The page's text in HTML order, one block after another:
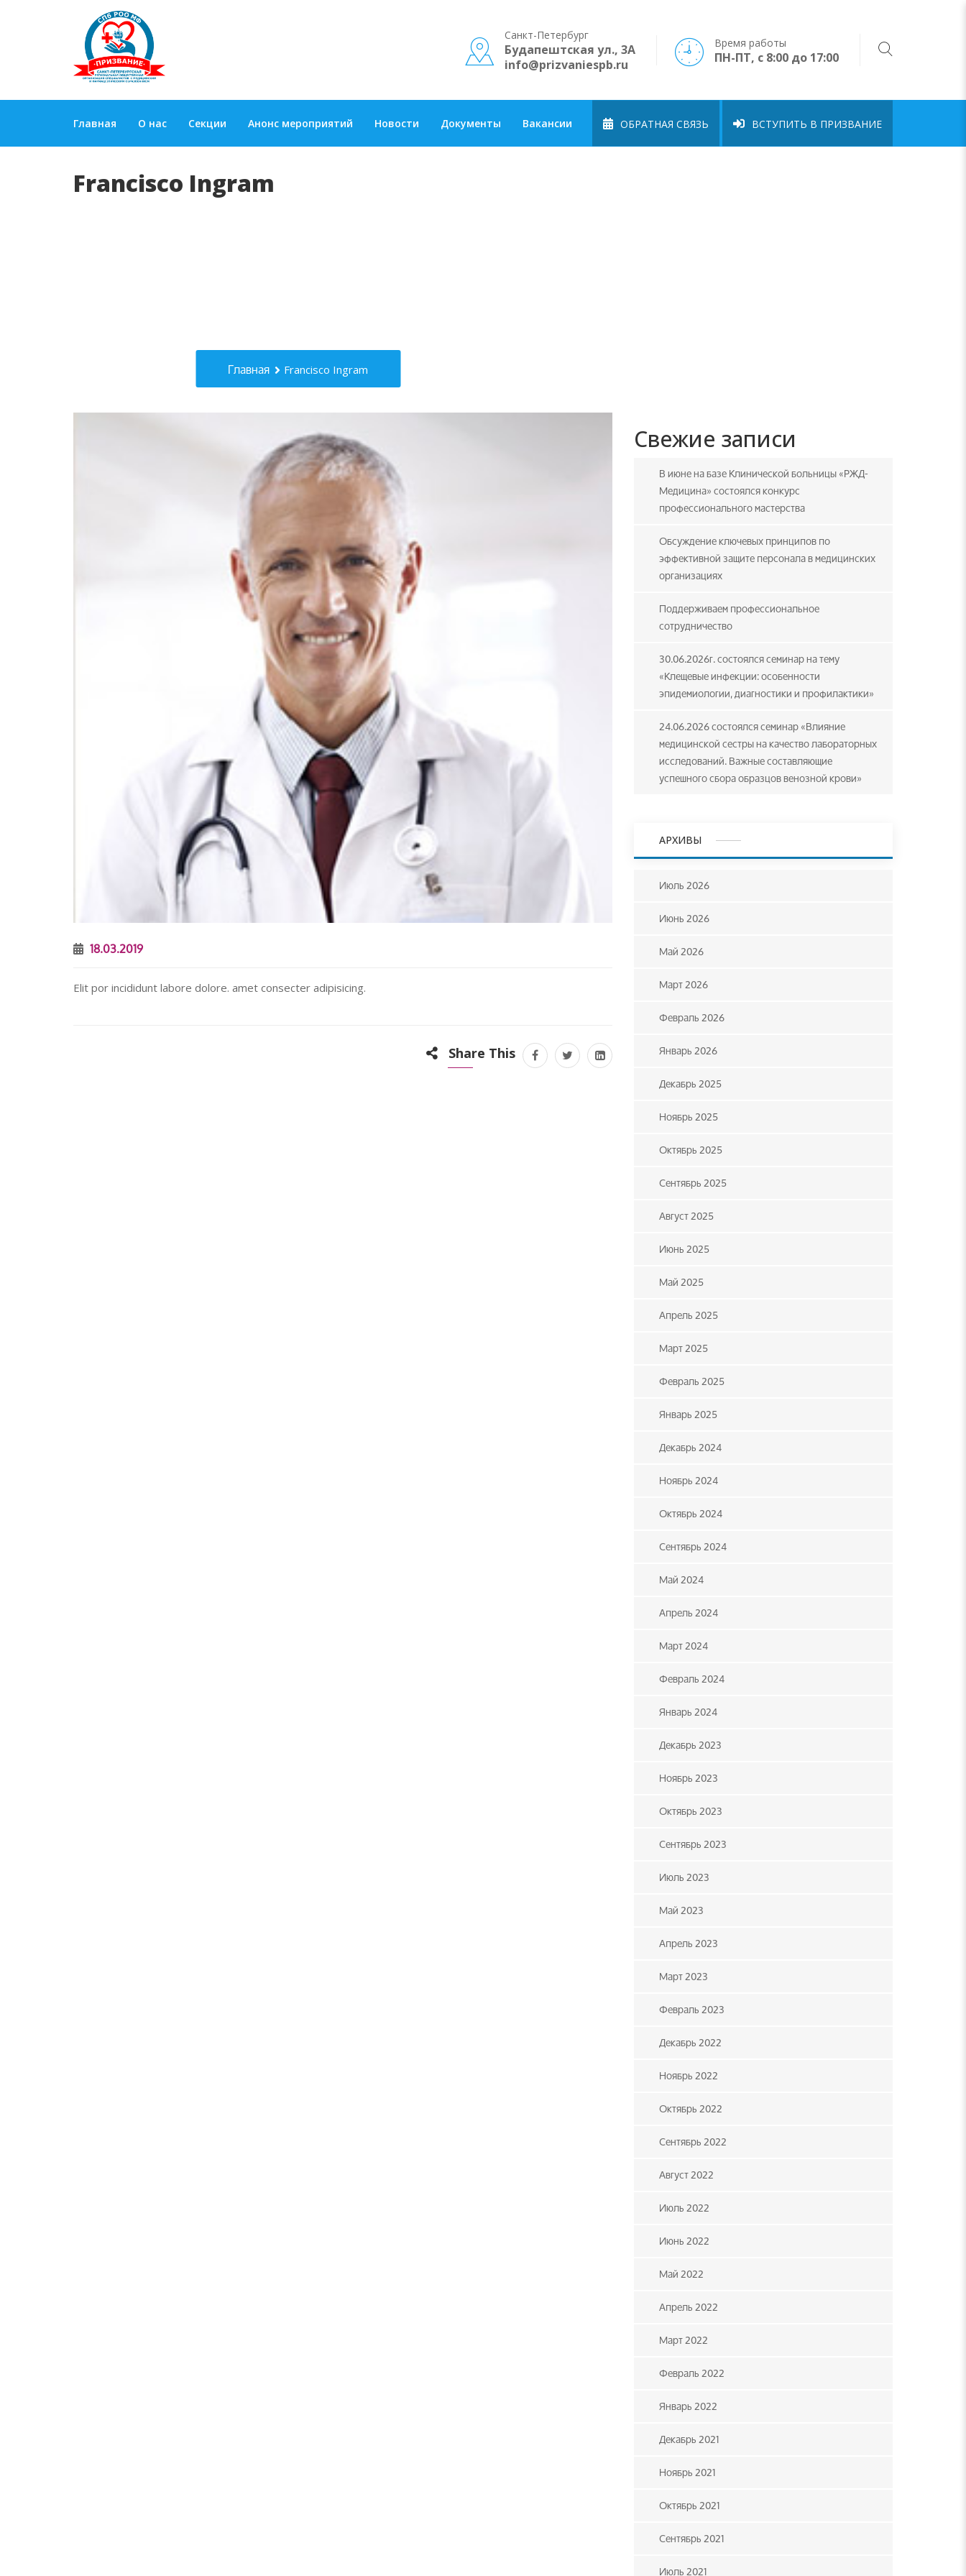
Санкт-Петербург
Будапештская ул., 3А
info@prizvaniespb.ru
Время работы
ПН-ПТ, с 8:00 до 17:00
Главная О нас Секции Анонс мероприятий Новости Документы Вакансии ОБРАТНАЯ СВЯЗЬ ВСТУПИТЬ В ПРИЗВАНИЕ
Francisco Ingram
Главная Francisco Ingram
18.03.2019
Elit por incididunt labore dolore. amet consecter adipisicing.
Share This
Свежие записи
В июне на базе Клинической больницы «РЖД-
Медицина» состоялся конкурс
профессионального мастерства
Обсуждение ключевых принципов по
эффективной защите персонала в медицинских
организациях
Поддерживаем профессиональное
сотрудничество
30.06.2026г. состоялся семинар на тему
«Клещевые инфекции: особенности
эпидемиологии, диагностики и профилактики»
24.06.2026 состоялся семинар «Влияние
медицинской сестры на качество лабораторных
исследований. Важные составляющие
успешного сбора образцов венозной крови»
АРХИВЫ
Июль 2026
Июнь 2026
Май 2026
Март 2026
Февраль 2026
Январь 2026
Декабрь 2025
Ноябрь 2025
Октябрь 2025
Сентябрь 2025
Август 2025
Июнь 2025
Май 2025
Апрель 2025
Март 2025
Февраль 2025
Январь 2025
Декабрь 2024
Ноябрь 2024
Октябрь 2024
Сентябрь 2024
Май 2024
Апрель 2024
Март 2024
Февраль 2024
Январь 2024
Декабрь 2023
Ноябрь 2023
Октябрь 2023
Сентябрь 2023
Июль 2023
Май 2023
Апрель 2023
Март 2023
Февраль 2023
Декабрь 2022
Ноябрь 2022
Октябрь 2022
Сентябрь 2022
Август 2022
Июль 2022
Июнь 2022
Май 2022
Апрель 2022
Март 2022
Февраль 2022
Январь 2022
Декабрь 2021
Ноябрь 2021
Октябрь 2021
Сентябрь 2021
Июль 2021